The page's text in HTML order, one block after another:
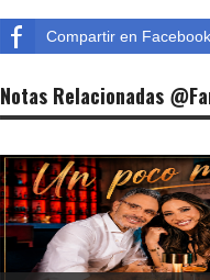
Compartir en Facebook
Notas Relacionadas